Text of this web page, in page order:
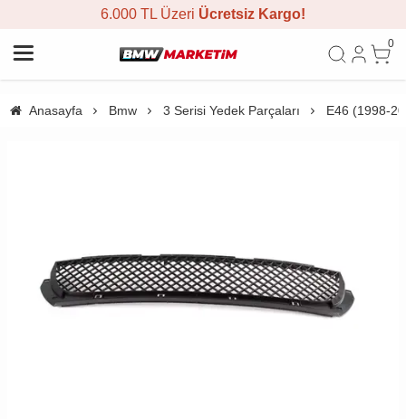
6.000 TL Üzeri Ücretsiz Kargo!
0
Anasayfa Bmw 3 Serisi Yedek Parçaları E46 (1998-